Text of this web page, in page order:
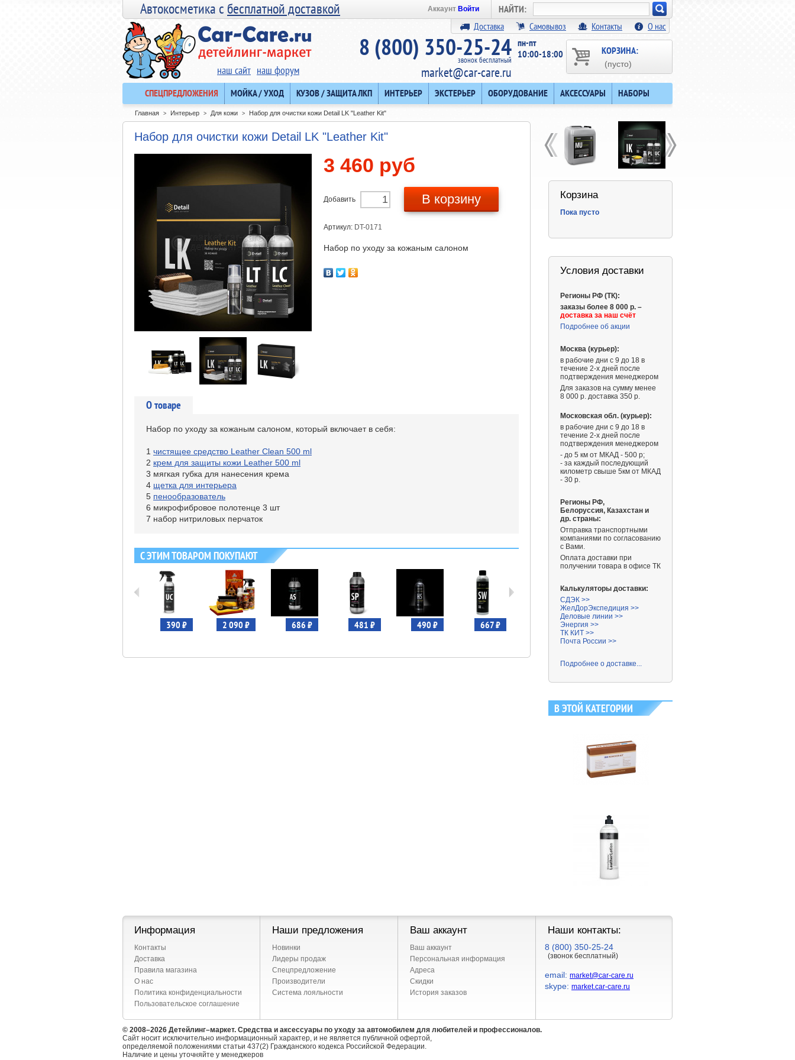
Автокосметика сбесплатной доставкой НАЙТИ:
Искать!
Аккаунт Войти
Доставка Самовывоз Контакты О нас
КОРЗИНА:
(пусто)
наш сайт наш форум
пн-пт
10:00-18:00
8 (800) 350-25-24
звонок бесплатный
market@car-care.ru
СПЕЦПРЕДЛОЖЕНИЯ МОЙКА / УХОД КУЗОВ / ЗАЩИТА ЛКП ИНТЕРЬЕР ЭКСТЕРЬЕР ОБОРУДОВАНИЕ АКСЕССУАРЫ НАБОРЫ
Главная > Интерьер > Для кожи > Набор для очистки кожи Detail LK "Leather Kit"
Набор для очистки кожи Detail LK "Leather Kit"
3 460 руб
Добавить В корзину
Артикул: DT-0171
Набор по уходу за кожаным салоном
О товаре
Набор по уходу за кожаным салоном, который включает в себя:
1 чистящее средство Leather Clean 500 ml
2 крем для защиты кожи Leather 500 ml
3 мягкая губка для нанесения крема
4 щетка для интерьера
5 пенообразователь
6 микрофибровое полотенце 3 шт
7 набор нитриловых перчаток
С ЭТИМ ТОВАРОМ ПОКУПАЮТ
390 ₽ 2 090 ₽ 686 ₽ 481 ₽ 490 ₽ 667 ₽ 667 ₽
Корзина
Пока пусто
Условия доставки
Регионы РФ (ТК):
заказы более 8 000 р. –
доставка за наш счёт
Подробнее об акции
Москва (курьер):
в рабочие дни с 9 до 18 в
течение 2-х дней после
подтверждения менеджером
Для заказов на сумму менее
8 000 р. доставка 350 р.
Московская обл. (курьер):
в рабочие дни с 9 до 18 в
течение 2-х дней после
подтверждения менеджером
- до 5 км от МКАД - 500 р;
- за каждый последующий
километр свыше 5км от МКАД
- 30 р.
Регионы РФ,
Белоруссия, Казахстан и
др. страны:
Отправка транспортными
компаниями по согласованию
с Вами.
Оплата доставки при
получении товара в офисе ТК
Калькуляторы доставки:
СДЭК >>
ЖелДорЭкспедиция >>
Деловые линии >>
Энергия >>
ТК КИТ >>
Почта России >>
Подробнее о доставке...
В ЭТОЙ КАТЕГОРИИ
Информация
Контакты
Доставка
Правила магазина
О нас
Политика конфиденциальности
Пользовательское соглашение
Наши предложения
Новинки
Лидеры продаж
Спецпредложение
Производители
Система лояльности
Ваш аккаунт
Ваш аккаунт
Персональная информация
Адреса
Скидки
История заказов
Наши контакты:
8 (800) 350-25-24
(звонок бесплатный)
email: market@car-care.ru
skype: market.car-care.ru
© 2008–2026 Детейлинг–маркет. Средства и аксессуары по уходу за автомобилем для любителей и профессионалов.
Сайт носит исключительно информационный характер, и не является публичной офертой,
определяемой положениями статьи 437(2) Гражданского кодекса Российской Федерации.
Наличие и цены уточняйте у менеджеров